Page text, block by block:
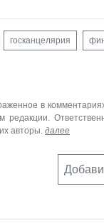
госканцелярия
в
редакции.
авторы. далее